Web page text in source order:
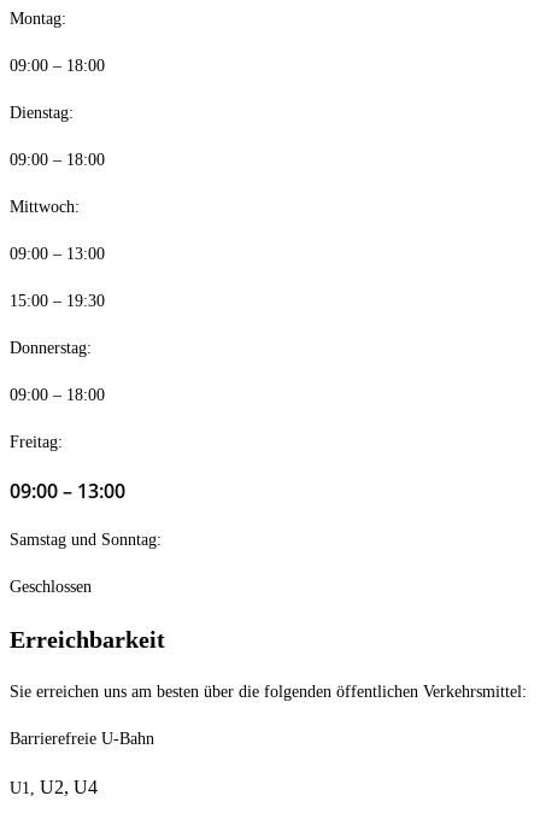
Montag:
09:00 – 18:00
Dienstag:
09:00 – 18:00
Mittwoch:
09:00 – 13:00
15:00 – 19:30
Donnerstag:
09:00 – 18:00
Freitag:
09:00 – 13:00
Samstag und Sonntag:
Geschlossen
Erreichbarkeit
Sie erreichen uns am besten über die folgenden öffentlichen Verkehrsmittel:
Barrierefreie U-Bahn
U1, U2, U4